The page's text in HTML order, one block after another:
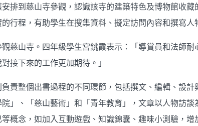
排到慈山寺參觀，認識該寺的建築特色及博物館收
行程，有助學生在搜集資料、擬定訪問內容和撰寫人
慈山寺。四年級學生宮銚霞表示：「導賞員和法師
接下來的工作更加期待。」
責整個出書過程的不同環節，包括撰文、編輯、設
」、「慈山藝術」和「青年教育」，文章以人物訪
概念，如加入互動遊戲、知識錦囊、趣味小測驗，增